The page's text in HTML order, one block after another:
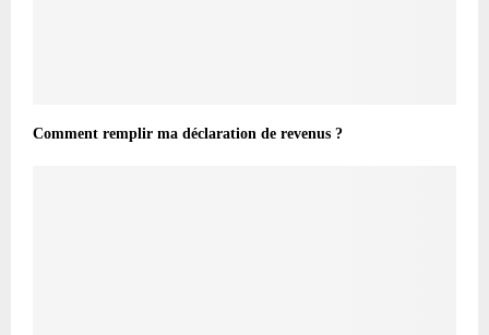
Comment remplir ma déclaration de revenus ?